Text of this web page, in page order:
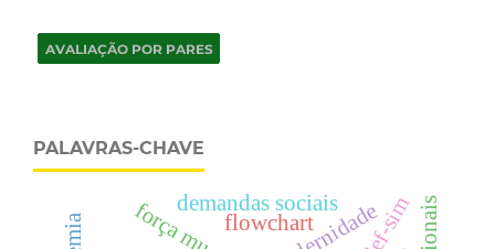
PALAVRAS-CHAVE
demandas sociais idef-sim
flowchart